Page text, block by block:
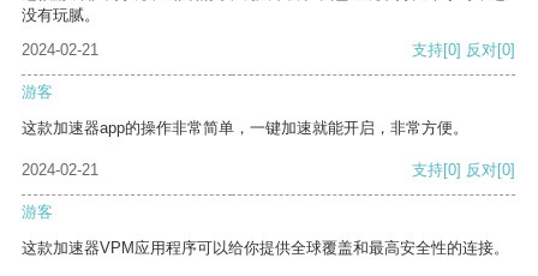
没有玩腻。
2024-02-21
支持[0] 反对[0]
游客
这款加速器app的操作非常简单，一键加速就能开启，非常方便。
2024-02-21 支持[0] 反对[0]
游客
这款加速器VPM应用程序可以给你提供全球覆盖和最高安全性的连接。